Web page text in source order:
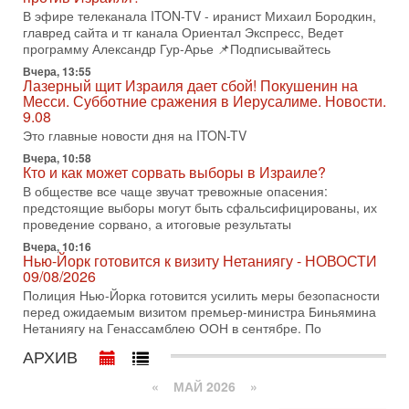
последних союзников. Путин - псих!
В эфире ITON-TV доктор Эльдар Намазов , историк,
политолог, в прошлом – помощник Президента
Азербайджана Гейдара Алиева . Ведет программу
Александр
3-08-2026, 11:09
Выборы в Израиле в опасности?! ШАБАК формирует
спецотдел
В этом выпуске мы разбираем одну из самых тревожных
тем израильской политики. Известно, что израильская
Служба общей безопасности (ШАБАК) создала
3-08-2026, 08:32
Трамп и Иран: последний шанс - НОВОСТИ
03/08/2026
Президент США Дональд Трамп объявил о возобновлении
переговоров с Ираном, но Тегеран пока не подтвердил
готовность к диалогу. По словам американского
2-08-2026, 08:42
Трамп отменил удар по Ирану - НОВОСТИ
Президент США Дональд Трамп сегодня заявил об отмене
подготовленного удара по Ирану после обращений
В эфире телеканала ITON-TV - иранист Михаил Бородкин,
главред сайта и тг канала Ориентал Экспресс, Ведет
программу Александр Гур-Арье 📌Подписывайтесь
Вчера, 13:55
Лазерный щит Израиля дает сбой! Покушенин на
Месси. Субботние сражения в Иерусалиме. Новости.
9.08
Это главные новости дня на ITON-TV
Вчера, 10:58
Кто и как может сорвать выборы в Израиле?
В обществе все чаще звучат тревожные опасения:
предстоящие выборы могут быть сфальсифицированы, их
проведение сорвано, а итоговые результаты
Вчера, 10:16
Нью-Йорк готовится к визиту Нетаниягу - НОВОСТИ
09/08/2026
Полиция Нью-Йорка готовится усилить меры безопасности
перед ожидаемым визитом премьер-министра Биньямина
Нетаниягу на Генассамблею ООН в сентябре. По
АРХИВ
« МАЙ 2026 »